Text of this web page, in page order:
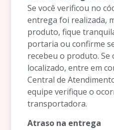
Se você verificou no
entrega foi realizada,
produto, fique
portaria ou confirme
recebeu o produto.
localizado, entre em
Central de
equipe verifique o
transportadora.
Atraso na entrega